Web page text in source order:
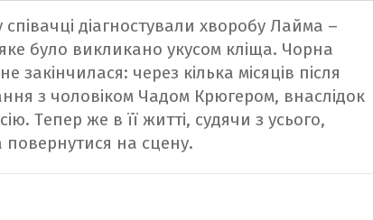
діагностували хворобу Лайма –
було викликано укусом кліща. Чорна
закінчилася: через кілька місяців після
з чоловіком Чадом Крюгером, внаслідок
Тепер же в її житті, судячи з усього,
повернутися на сцену.